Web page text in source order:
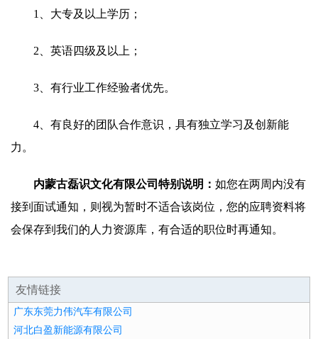
1、大专及以上学历；
2、英语四级及以上；
3、有行业工作经验者优先。
4、有良好的团队合作意识，具有独立学习及创新能
力。
内蒙古磊识文化有限公司特别说明： 如您在两周内没有
接到面试通知，则视为暂时不适合该岗位，您的应聘资料将
会保存到我们的人力资源库，有合适的职位时再通知。
友情链接
广东东莞力伟汽车有限公司
河北白盈新能源有限公司